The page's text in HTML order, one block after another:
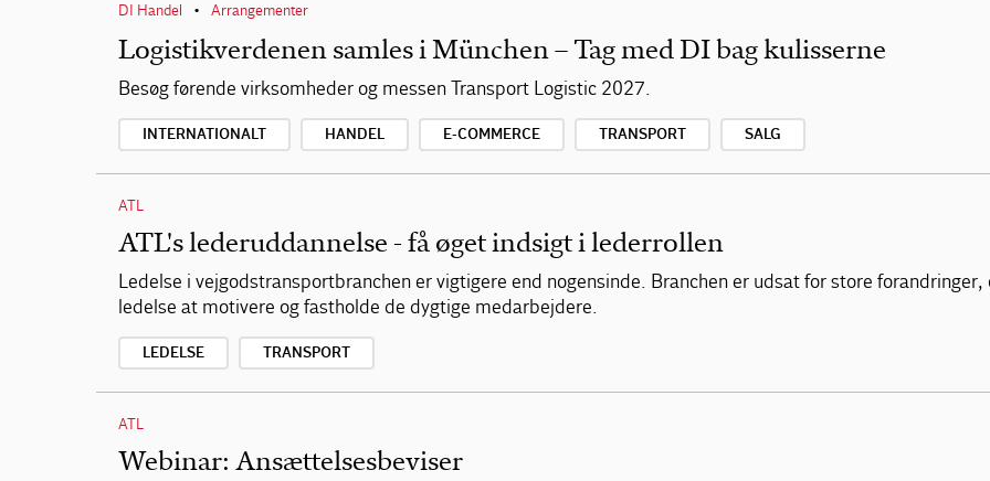
DI Handel • Arrangementer
Logistikverdenen samles i München – Tag med DI bag kulisserne
Besøg førende virksomheder og messen Transport Logistic 2027.
INTERNATIONALT HANDEL E-COMMERCE TRANSPORT SALG
ATL
ATL's lederuddannelse - få øget indsigt i lederrollen
Ledelse i vejgodstransportbranchen er vigtigere end nogensinde. Branchen er udsat for store
ledelse at motivere og fastholde de dygtige medarbejdere.
LEDELSE TRANSPORT
ATL
Webinar: Ansættelsesbeviser